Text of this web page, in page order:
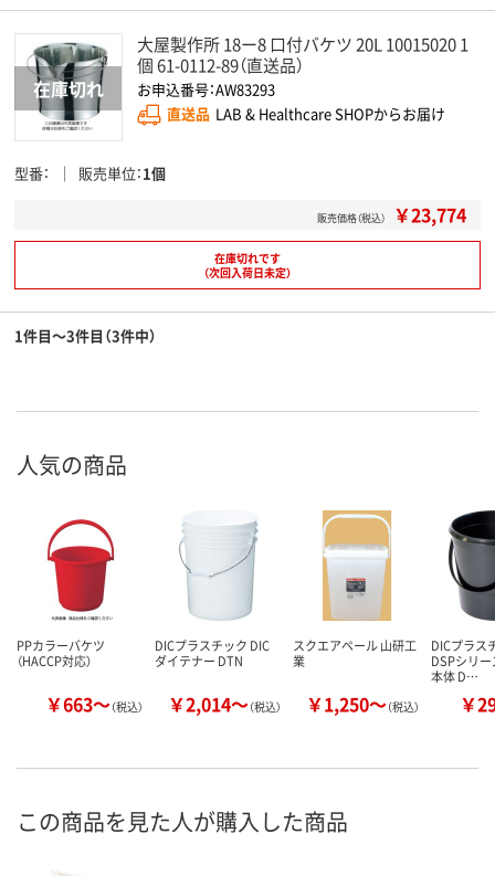
大屋製作所 18ー8 口付バケツ 20L 10015020 1
個 61-0112-89（直送品）
お申込番号：AW83293
直送品 LAB & Healthcare SHOPからお届け
型番 販売単位 1個
販売価格（税込） ￥23,774
在庫切れです
（次回入荷日未定）
1件目～3件目（3件中）
人気の商品
PPカラーバケツ
（HACCP対応）
￥663～（税込）
DICプラスチック DIC
ダイテナー DTN
￥2,014～（税込）
スクエアペール 山研工
業
￥1,250～（税込）
DICプラス
DSPシリ
本体 D…
￥
この商品を見た人が購入した商品